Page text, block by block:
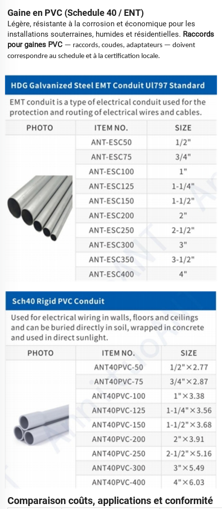
Gaine en PVC (Schedule 40 / ENT)
Légère, résistante à la corrosion et économique pour les
installations souterraines, humides et résidentielles. Raccords
pour gaines PVC — raccords, coudes, adaptateurs — doivent
correspondre au schedule et à la certification locale.
Comparaison coûts, applications et conformité